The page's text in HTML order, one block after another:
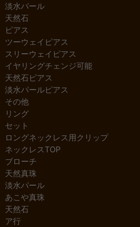
淡水パール
天然石
ピアス
ツーウェイピアス
スリーウェイピアス
イヤリングチェンジ可能
天然石ピアス
淡水パールピアス
その他
リング
セット
ロングネックレス用クリップ
ネックレスTOP
ブローチ
天然真珠
淡水パール
あこや真珠
天然石
ア行